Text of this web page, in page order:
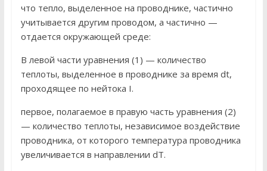
что тепло, выделенное на проводнике, частично
учитывается другим проводом, а частично —
отдается окружающей среде:
В левой части уравнения (1) — количество
теплоты, выделенное в проводнике за время dt,
проходящее по нейтока I.
первое, полагаемое в правую часть уравнения (2)
— количество теплоты, независимое воздействие
проводника, от которого температура проводника
увеличивается в направлении dT.